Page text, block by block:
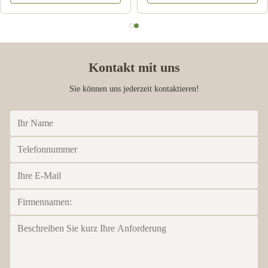
F
Kontakt mit uns
Sie können uns jederzeit kontaktieren!